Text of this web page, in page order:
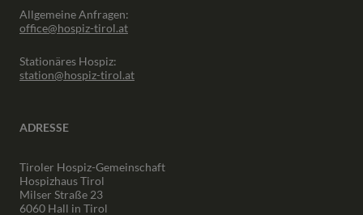
Allgemeine Anfragen:
office@hospiz-tirol.at
Stationäres Hospiz:
station@hospiz-tirol.at
ADRESSE
Tiroler Hospiz-Gemeinschaft
Hospizhaus Tirol
Milser Straße 23
6060 Hall in Tirol